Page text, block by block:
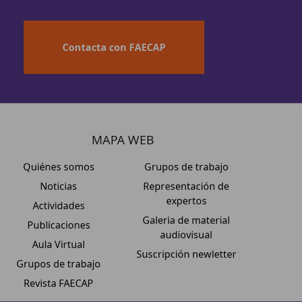
Contacta con FAECAP
MAPA WEB
Quiénes somos
Noticias
Actividades
Publicaciones
Aula Virtual
Grupos de trabajo
Revista FAECAP
Grupos de trabajo
Representación de
expertos
Galeria de material
audiovisual
Suscripción newletter